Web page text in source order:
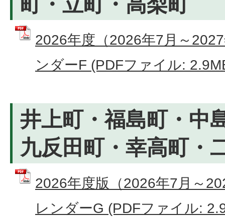
2026年度（2026年7月～
ンダーF (PDFファイル:
井上町・福島町・中
九反田町・幸高町・
2026年度版（2026年7月～
レンダーG (PDFファイル: